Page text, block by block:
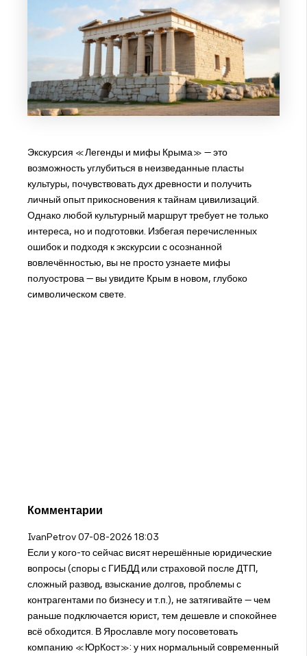
Экскурсия «Легенды и мифы Крыма» — это
возможность углубиться в неизведанные пласты
культуры, почувствовать дух древности и получить
личный опыт прикосновения к тайнам цивилизаций.
Однако любой культурный маршрут требует не только
интереса, но и подготовки. Избегая перечисленных
ошибок и подходя к экскурсии с осознанной
вовлечённостью, вы не просто узнаете мифы
полуострова — вы увидите Крым в новом, глубоко
символическом свете.
Комментарии
IvanPetrov 07-08-2026 18:03
Если у кого-то сейчас висят нерешённые юридические
вопросы (споры с ГИБДД или страховой после ДТП,
сложный развод, взыскание долгов, проблемы с
контрагентами по бизнесу и т.п.), не затягивайте — чем
раньше подключается юрист, тем дешевле и спокойнее
всё обходится. В Ярославле могу посоветовать
компанию «ЮрКост»: у них нормальный современный